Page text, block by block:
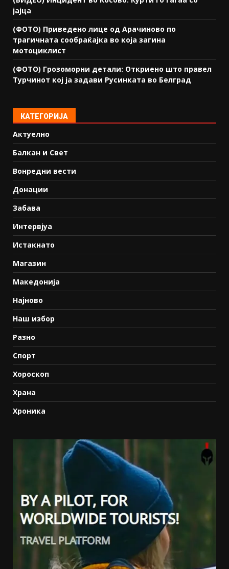
јајца
(ФОТО) Приведено лице од Арачиново по
трагичната сообраќајка во која загина
мотоциклист
(ФОТО) Грозоморни детали: Откриено што правел
Турчинот кој ја задави Русинката во Белград
КАТЕГОРИЈА
Актуелно
Балкан и Свет
Вонредни вести
Донации
Забава
Интервјуа
Истакнато
Магазин
Македонија
Најново
Наш избор
Разно
Спорт
Хороскоп
Храна
Хроника